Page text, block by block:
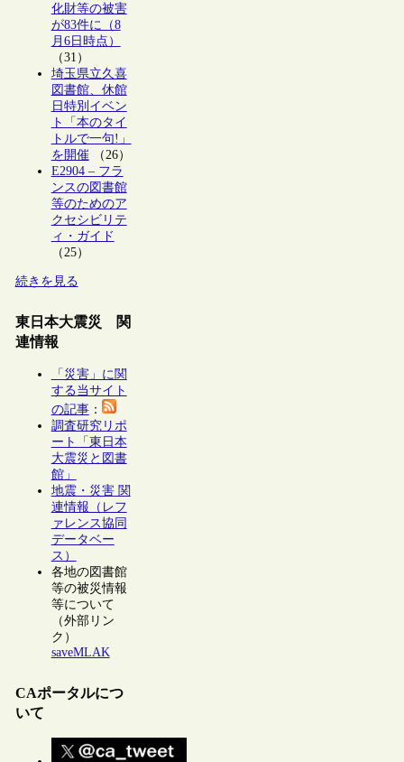
化財等の被害
が83件に（8
月6日時点）
（31）
埼玉県立久喜
図書館、休館
日特別イベン
ト「本のタイ
トルで一句!」
を開催（26）
E2904 – フラ
ンスの図書館
等のためのア
クセシビリテ
ィ・ガイド
（25）
続きを見る
東日本大震災 関
連情報
「災害」に関
する当サイト
の記事：
調査研究リポ
ート「東日本
大震災と図書
館」
地震・災害 関
連情報（レフ
ァレンス協同
データベー
ス）
各地の図書館
等の被災情報
等について
（外部リン
ク）
saveMLAK
CAポータルにつ
いて